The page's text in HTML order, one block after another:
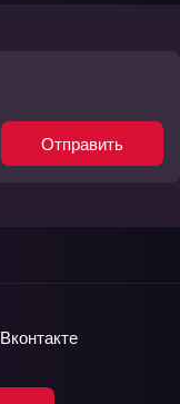
Отправить
Вконтакте